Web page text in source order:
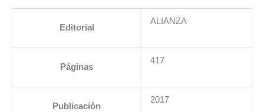
Editorial
ALIANZA
Páginas
417
Publicación
2017